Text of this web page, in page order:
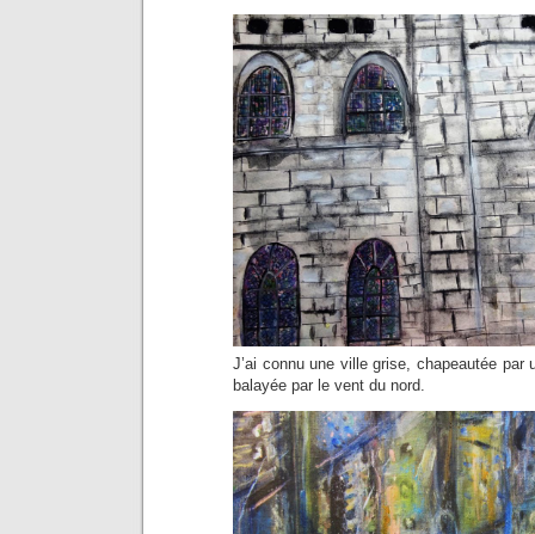
J’ai connu une ville grise, chapeautée par
balayée par le vent du nord.